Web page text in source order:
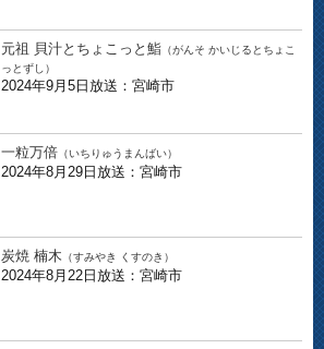
元祖 貝汁とちょこっと鮨 （がんそ かいじるとちょこ
っとずし）
2024年9月5日放送：宮崎市
一粒万倍 （いちりゅうまんばい）
2024年8月29日放送：宮崎市
炭焼 楠木 （すみやき くすのき）
2024年8月22日放送：宮崎市